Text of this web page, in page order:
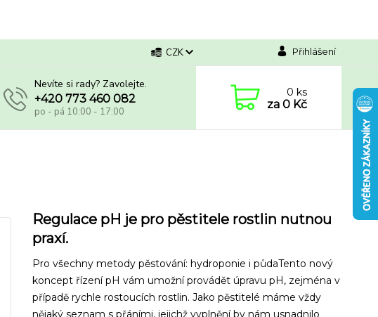
CZK Přihlášení
Nevíte si rady? Zavolejte.
+420 773 460 082
po - pá 10:00 - 17:00
0ks
za 0 Kč
Regulace pH je pro pěstitele rostlin nutnou
praxí.
Pro všechny metody pěstování: hydroponie i půdaTento nový
koncept řízení pH vám umožní provádět úpravu pH, zejména v
případě rychle rostoucích rostlin. Jako pěstitelé máme vždy
nějaký seznam s přáními, jejichž vyplnění by nám usnadnilo